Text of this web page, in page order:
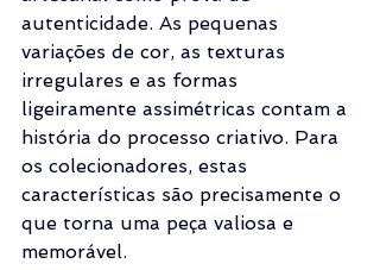
autenticidade. As pequenas
variações de cor, as texturas
irregulares e as formas
ligeiramente assimétricas contam a
história do processo criativo. Para
os colecionadores, estas
características são precisamente o
que torna uma peça valiosa e
memorável.